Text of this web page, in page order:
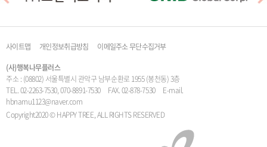
사이트맵 개인정보취급방침
이메일주소 무단수집거부
(사)행복나무플러스
주소 : (08802) 서울특별시 관악구 남부순환로 1955 (봉천동) 3층
TEL. 02-2263-7530, 070-8891-7530 FAX. 02-878-7530 E-mail.
hbnamu1123@naver.com
Copyright2020 © HAPPY TREE, ALL RIGHTS RESERVED